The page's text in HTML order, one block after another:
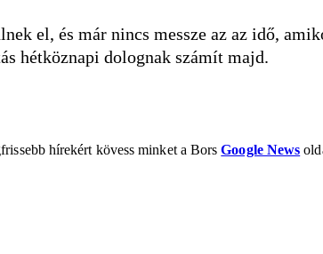
el, és már nincs messze az az idő,
hétköznapi dolognak számít majd.
hírekért kövess minket a BorsGoogle News